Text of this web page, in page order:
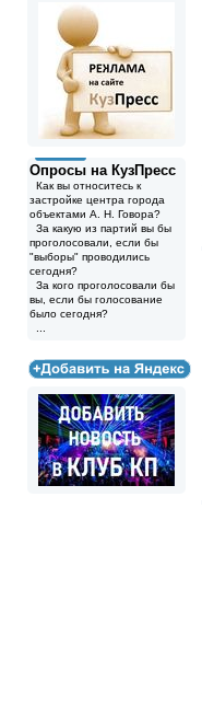
Опросы на КузПресс
Как вы относитесь к
застройке центра города
объектами А. Н. Говора?
За какую из партий вы бы
проголосовали, если бы
"выборы" проводились
сегодня?
За кого проголосовали бы
вы, если бы голосование
было сегодня?